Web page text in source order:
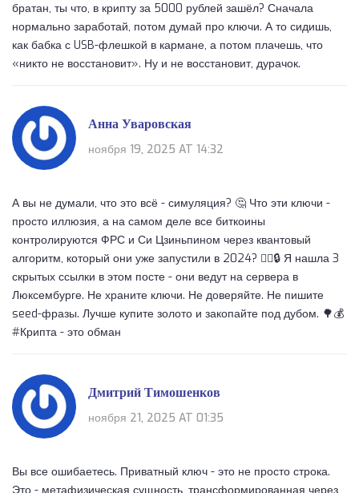
братан, ты что, в крипту за 5000 рублей зашёл? Сначала
нормально заработай, потом думай про ключи. А то сидишь,
как бабка с USB-флешкой в кармане, а потом плачешь, что
«никто не восстановит». Ну и не восстановит, дурачок.
Анна Уваровская
ноября 19, 2025 AT 14:32
А вы не думали, что это всё - симуляция? 🤔 Что эти ключи -
просто иллюзия, а на самом деле все биткоины
контролируются ФРС и Си Цзиньпином через квантовый
алгоритм, который они уже запустили в 2024? 🕵️‍♀️🔒 Я нашла 3
скрытых ссылки в этом посте - они ведут на сервера в
Люксембурге. Не храните ключи. Не доверяйте. Не пишите
seed-фразы. Лучше купите золото и закопайте под дубом. 🌳💰
#Крипта - это обман
Дмитрий Тимошенков
ноября 21, 2025 AT 01:35
Вы все ошибаетесь. Приватный ключ - это не просто строка.